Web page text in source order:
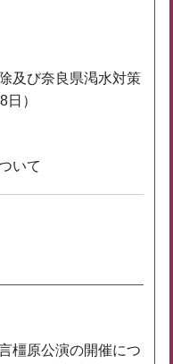
及び奈良県渇水対策
）
いて
橿原公演の開催につ